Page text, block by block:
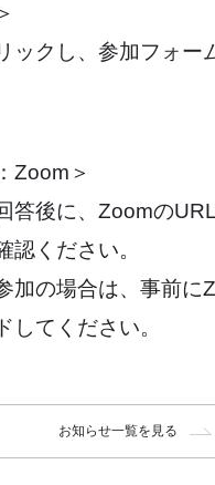
ックし、参加フォー
Zoom＞
答後に、Zoomの
認ください。
加の場合は、事前に
してください。
お知らせ一覧を見る